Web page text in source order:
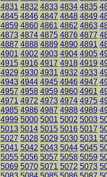
4831 4832 4833 4834 4835
4845 4846 4847 4848 4849
4859 4860 4861 4862 4863
4873 4874 4875 4876 4877
4887 4888 4889 4890 4891
4901 4902 4903 4904 4905
4915 4916 4917 4918 4919
4929 4930 4931 4932 4933
4943 4944 4945 4946 4947
4957 4958 4959 4960 4961
4971 4972 4973 4974 4975
4985 4986 4987 4988 4989
4999 5000 5001 5002 5003
5013 5014 5015 5016 5017
5027 5028 5029 5030 5031
5041 5042 5043 5044 5045
5055 5056 5057 5058 5059
5069 5070 5071 5072 5073